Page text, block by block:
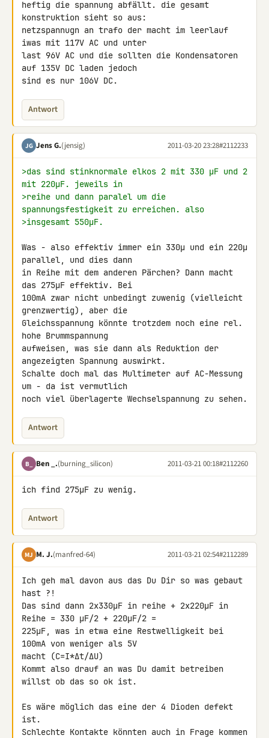
heftig die spannung abfällt. die gesamt
konstruktion sieht so aus:
netzspannugn an trafo der macht im leerlauf
iwas mit 117V AC und unter
last 96V AC und die sollten die Kondensatoren
auf 135V DC laden jedoch
sind es nur 106V DC.
Antwort
JG Jens G.(jensig) 2011-03-20 23:28#2112233
>das sind stinknormale elkos 2 mit 330 µF und 2
mit 220µF. jeweils in
>reihe und dann paralel um die
spannungsfestigkeit zu erreichen. also
>insgesamt 550µF.
Was - also effektiv immer ein 330µ und ein 220µ
parallel, und dies dann
in Reihe mit dem anderen Pärchen? Dann macht
das 275µF effektiv. Bei
100mA zwar nicht unbedingt zuwenig (vielleicht
grenzwertig), aber die
Gleichsspannung könnte trotzdem noch eine rel.
hohe Brummspannung
aufweisen, was sie dann als Reduktion der
angezeigten Spannung auswirkt.
Schalte doch mal das Multimeter auf AC-Messung
um - da ist vermutlich
noch viel überlagerte Wechselspannung zu sehen.
Antwort
B_ Ben _.(burning_silicon) 2011-03-21 00:18#2112260
ich find 275µF zu wenig.
Antwort
MJ M. J.(manfred-64) 2011-03-21 02:54#2112289
Ich geh mal davon aus das Du Dir so was gebaut
hast ?!
Das sind dann 2x330µF in reihe + 2x220µF in
Reihe = 330 µF/2 + 220µF/2 =
225µF, was in etwa eine Restwelligkeit bei
100mA von weniger als 5V
macht (C=I*∆t/∆U)
Kommt also drauf an was Du damit betreiben
willst ob das so ok ist.
Es wäre möglich das eine der 4 Dioden defekt
ist.
Schlechte Kontakte könnten auch in Frage kommen